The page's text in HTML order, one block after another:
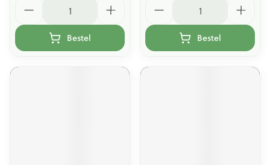
Bestel Bestel